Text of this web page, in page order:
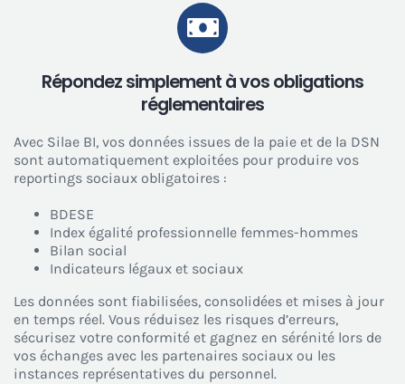
Répondez simplement à vos obligations
réglementaires
Avec Silae BI, vos données issues de la paie et de la DSN
sont automatiquement exploitées pour produire vos
reportings sociaux obligatoires :
BDESE
Index égalité professionnelle femmes-hommes
Bilan social
Indicateurs légaux et sociaux
Les données sont fiabilisées, consolidées et mises à jour
en temps réel. Vous réduisez les risques d’erreurs,
sécurisez votre conformité et gagnez en sérénité lors de
vos échanges avec les partenaires sociaux ou les
instances représentatives du personnel.